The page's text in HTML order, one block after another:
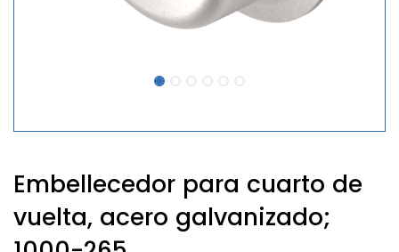
Embellecedor para cuarto de
vuelta, acero galvanizado;